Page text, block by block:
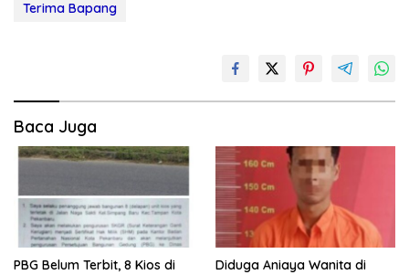
Terima Bapang
Baca Juga
PBG Belum Terbit, 8 Kios di
Diduga Aniaya Wanita di